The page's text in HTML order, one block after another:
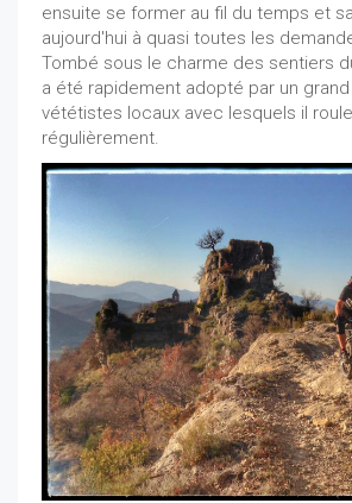
ensuite se former au fil du temps et
aujourd'hui à quasi toutes les
Tombé sous le charme des sentiers
a été rapidement adopté par un
vététistes locaux avec lesquels il
régulièrement.